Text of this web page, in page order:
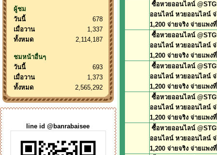
ผู้ชม
วันนี้
678
เมื่อวาน
1,337
ทั้งหมด
2,114,187
ชมหน้าอื่นๆ
วันนี้
693
เมื่อวาน
1,373
ทั้งหมด
2,565,292
line id @banrabaisee
ซื้อหวยออนไลน์
ออนไลน์ หวยออนไลน์ จ่
1,200 จ่ายจริง จ่ายแพง
ซื้อหวยออนไลน์
ออนไลน์ หวยออนไลน์ จ่
1,200 จ่ายจริง จ่ายแพง
ซื้อหวยออนไลน์
ออนไลน์ หวยออนไลน์ จ่
1,200 จ่ายจริง จ่ายแพง
ซื้อหวยออนไลน์
ออนไลน์ หวยออนไลน์ จ่
1,200 จ่ายจริง จ่ายแพง
ซื้อหวยออนไลน์
ออนไลน์ หวยออนไลน์ จ่
1,200 จ่ายจริง จ่ายแพง